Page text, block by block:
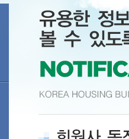
주택사업 안내
연구원 Brief
주택통계
주택등록업체 검색
주택자료실